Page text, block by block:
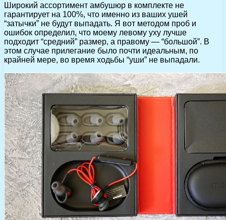
Широкий ассортимент амбушюр в комплекте не
гарантирует на 100%, что именно из ваших ушей
“затычки” не будут выпадать. Я вот методом проб и
ошибок определил, что моему левому уху лучше
подходит “средний” размер, а правому — “большой”. В
этом случае прилегание было почти идеальным, по
крайней мере, во время ходьбы “уши” не выпадали.